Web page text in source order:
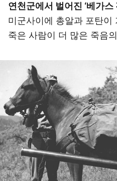
연천군에서 벌어진 ‘베가스
미군사이에 총알과 포탄이
죽은 사람이 더 많은 죽음